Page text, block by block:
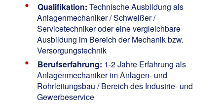
Qualifikation: Technische Ausbildung als
Anlagenmechaniker / Schweißer /
Servicetechniker oder eine vergleichbare
Ausbildung im Bereich der Mechanik bzw.
Versorgungstechnik
Berufserfahrung: 1-2 Jahre Erfahrung als
Anlagenmechaniker im Anlagen- und
Rohrleitungsbau / Bereich des Industrie- und
Gewerbeservice